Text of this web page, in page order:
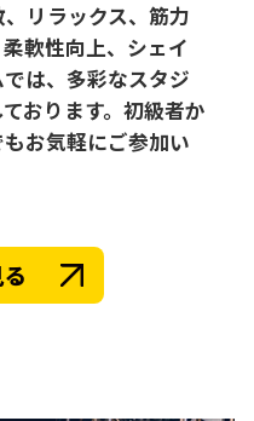
リラックス、筋力
軟性向上、シェイ
は、多彩なスタジ
おります。初級者か
お気軽にご参加い